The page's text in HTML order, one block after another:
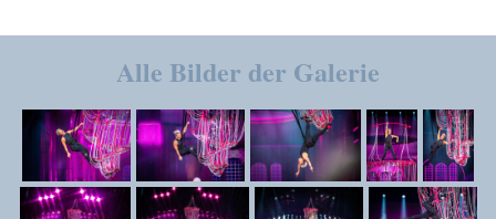
Alle Bilder der Galerie